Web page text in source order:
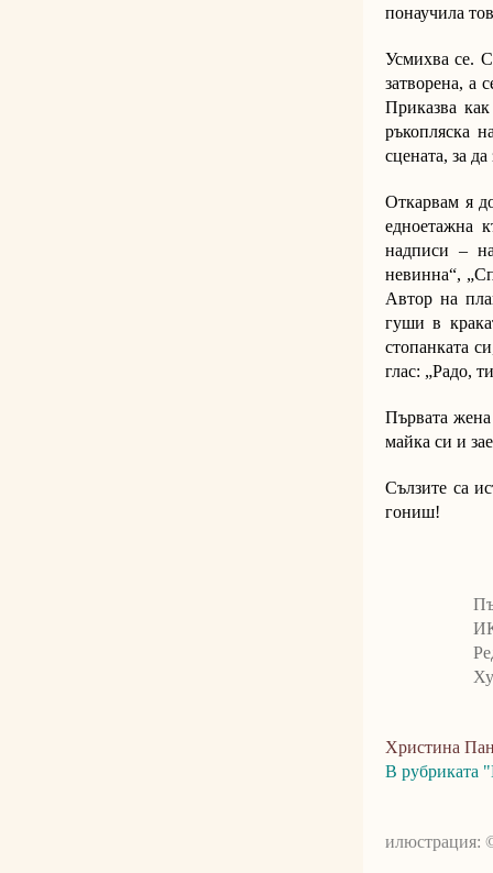
понаучила
Усмихва се.
затворена, а
Приказва
ръкопляска
сцената, за
Откарвам я
едноетажна
надписи –
невинна“,
Автор на
гуши в
стопанката
глас: „Радо,
Първата
майка си и
Сълзите са
гониш!
Христина
В рубриката
илюстрация: